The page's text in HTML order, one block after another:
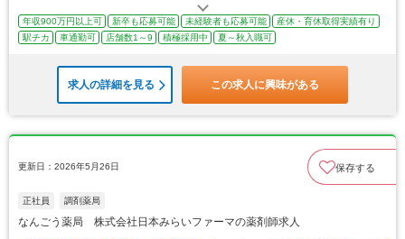
年収900万円以上可 新卒も応募可能 未経験者も応募可能
産休・育休取得実績有り
駅チカ
車通勤可 店舗数1～9 積極採用中 夏～秋入職可
求人の詳細を見る この求人に興味がある
更新日：2026年5月26日 保存する
正社員 調剤薬局
なんごう薬局 株式会社日本みらいファーマの薬剤師求人